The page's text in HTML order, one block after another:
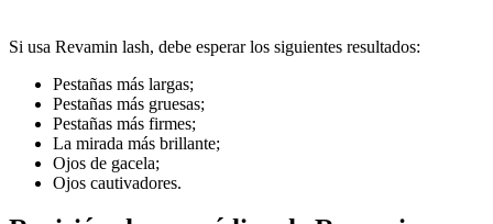
Si usa Revamin lash, debe esperar los siguientes resultados:
Pestañas más largas;
Pestañas más gruesas;
Pestañas más firmes;
La mirada más brillante;
Ojos de gacela;
Ojos cautivadores.